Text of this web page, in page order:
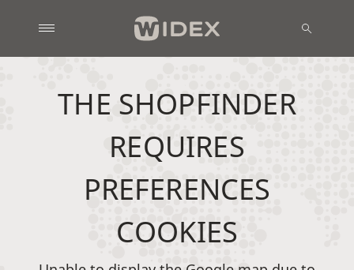
THE SHOPFINDER
REQUIRES
PREFERENCES
COOKIES